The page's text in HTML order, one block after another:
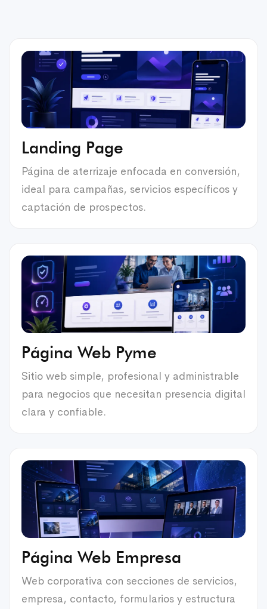
Landing Page
Página de aterrizaje enfocada en conversión,
ideal para campañas, servicios específicos y
captación de prospectos.
Página Web Pyme
Sitio web simple, profesional y administrable
para negocios que necesitan presencia digital
clara y confiable.
Página Web Empresa
Web corporativa con secciones de servicios,
empresa, contacto, formularios y estructura